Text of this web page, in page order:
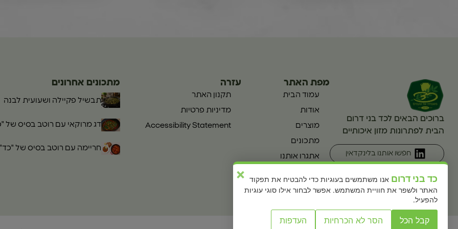
ברוכים הבאים לכד בני דרום
הבית לפתרונות מזון איכותיים
חפשו אותנו בלינקדאין
מפת האתר
עמוד הבית
אודות
מוצרים
מתכונים
אתגרו אותנו
English
עזרה
תקנון האתר
מדיניות פרטיות
Accessibility Statement
מתכונים אחרונים
תבשיל פקיילה ושעועית לבנה
דג מרוקאי עם רוטב בסיס של
חריימה עם רוטב בסיס של "כד"
× כד בני דרום אנו משתמשים בעוגיות כדי להבטיח את תפקוד
האתר ולשפר את חוויית המשתמש. אפשר לבחור אילו סוגי עוגיות
להפעיל.
קבל הכל הסר לא הכרחיות העדפות